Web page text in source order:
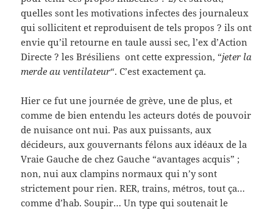
quelles sont les motivations infectes des journaleux
qui sollicitent et reproduisent de tels propos ? ils ont
envie qu’il retourne en taule aussi sec, l’ex d’Action
Directe ? les Brésiliens ont cette expression, “jeter la
merde au ventilateur“. C’est exactement ça.
Hier ce fut une journée de grève, une de plus, et
comme de bien entendu les acteurs dotés de pouvoir
de nuisance ont nui. Pas aux puissants, aux
décideurs, aux gouvernants félons aux idéaux de la
Vraie Gauche de chez Gauche “avantages acquis” ;
non, nui aux clampins normaux qui n’y sont
strictement pour rien. RER, trains, métros, tout ça…
comme d’hab. Soupir… Un type qui soutenait le